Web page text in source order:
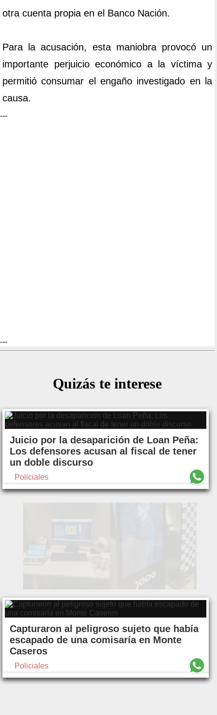
otra cuenta propia en el Banco Nación.
Para la acusación, esta maniobra provocó un
importante perjuicio económico a la víctima y
permitió consumar el engaño investigado en la
causa.
---
---
Quizás te interese
Juicio por la desaparición de Loan Peña:
Los defensores acusan al fiscal de tener
un doble discurso
Policiales
Capturaron al peligroso sujeto que había
escapado de una comisaría en Monte
Caseros
Policiales